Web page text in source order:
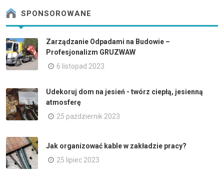
SPONSOROWANE
Zarządzanie Odpadami na Budowie –
Profesjonalizm GRUZWAW
6 listopad 2023
Udekoruj dom na jesień - twórz ciepłą, jesienną
atmosferę
25 październik 2023
Jak organizować kable w zakładzie pracy?
25 lipiec 2023